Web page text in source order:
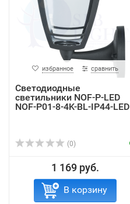
избранное сравнить
Светодиодные
светильники NOF-P-LED
NOF-P01-8-4K-BL-IP44-LED
(0)
1 169 руб.
В корзину